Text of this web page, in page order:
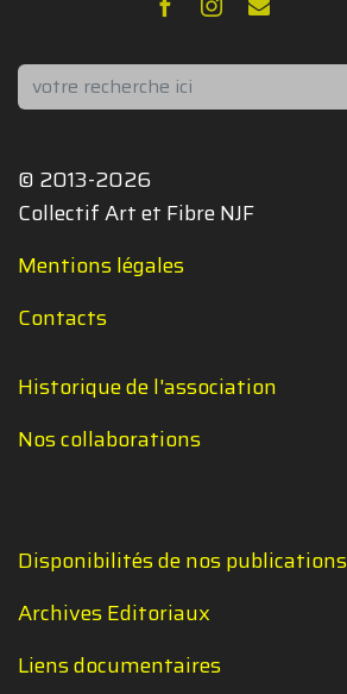
Rechercher
© 2013-2026
Collectif Art et Fibre NJF
Mentions légales
Contacts
Historique de l'association
Nos collaborations
Disponibilités de nos publications
Archives Editoriaux
Liens documentaires